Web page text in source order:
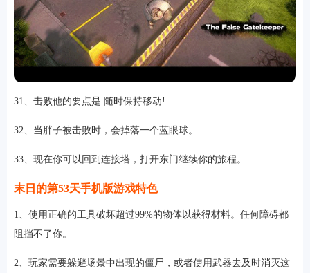
31、击败他的要点是:随时保持移动!
32、当胖子被击败时，会掉落一个蓝眼球。
33、现在你可以回到连接塔，打开东门继续你的旅程。
末日的第53天手机版游戏特色
1、使用正确的工具破坏超过99%的物体以获得材料。任何障碍都
阻挡不了你。
2、玩家需要躲避场景中出现的僵尸，或者使用武器去及时消灭这